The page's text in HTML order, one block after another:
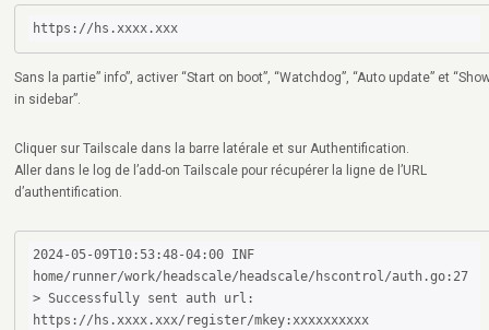
https://hs.xxxx.xxx
Sans la partie” info”, activer “Start on boot”, “Watchdog”, “Auto update” et
in sidebar”.
Cliquer sur Tailscale dans la barre latérale et sur Authentification.
Aller dans le log de l’add-on Tailscale pour récupérer la ligne de l’URL
d’authentification.
2024-05-09T10:53:48-04:00 INF
home/runner/work/headscale/headscale/hscontrol/auth.go:27
> Successfully sent auth url:
https://hs.xxxx.xxx/register/mkey:xxxxxxxxxx